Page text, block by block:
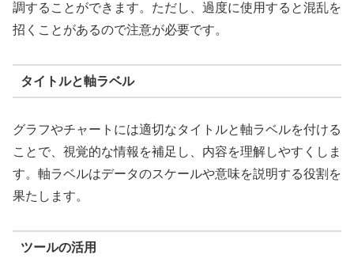
調することができます。ただし、過度に使用すると混乱を
招くことがあるので注意が必要です。
タイトルと軸ラベル
グラフやチャートには適切なタイトルと軸ラベルを付ける
ことで、視覚的な情報を補足し、内容を理解しやすくしま
す。軸ラベルはデータのスケールや意味を説明する役割を
果たします。
ツールの活用